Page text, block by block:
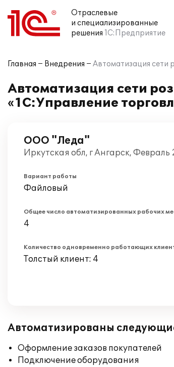
Отраслевые
и специализированные
решения 1С:Предприятие
Главная Внедрения Автоматизация сети
Автоматизация сети
«1С:Управление
ООО "Леда"
Иркутская обл, г Ангарск, Февраль
Вариант работы
Файловый
Общее число автоматизированных рабочих
4
Количество одновременно работающих
Толстый клиент: 4
Автоматизированы
Оформление заказов покупателей
Подключение оборудования